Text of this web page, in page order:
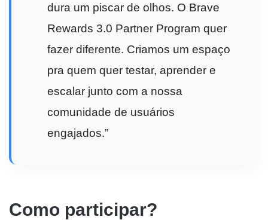
dura um piscar de olhos. O Brave
Rewards 3.0 Partner Program quer
fazer diferente. Criamos um espaço
pra quem quer testar, aprender e
escalar junto com a nossa
comunidade de usuários
engajados.”
Como participar?